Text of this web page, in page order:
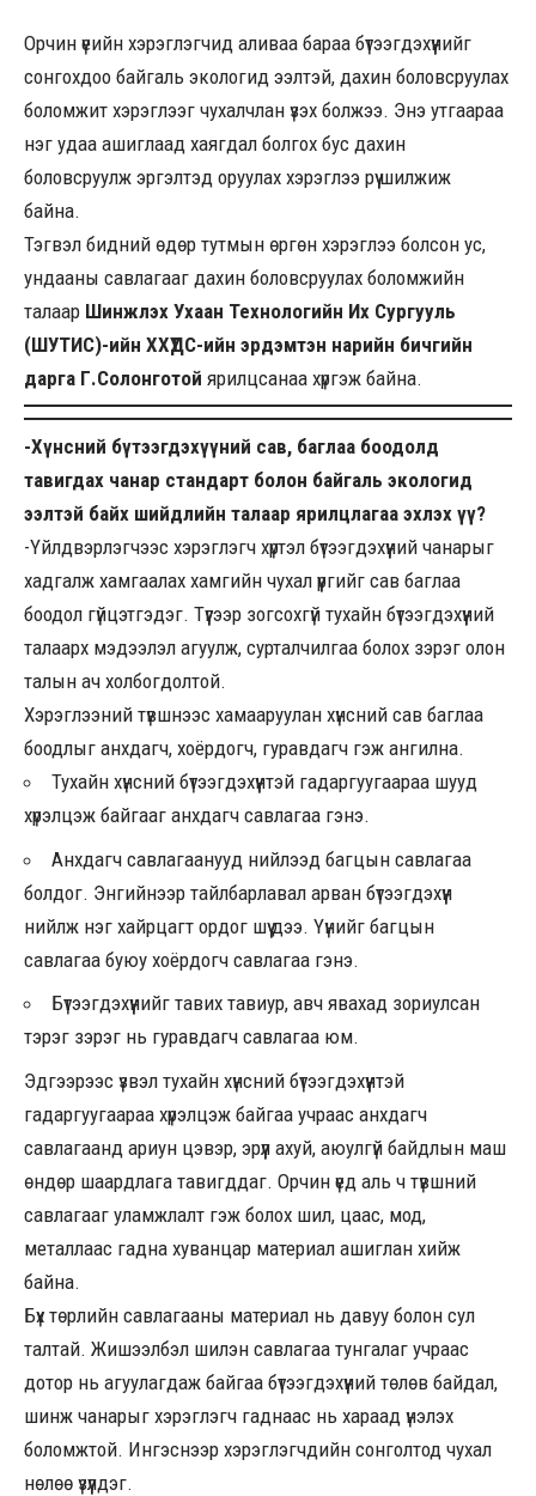
Орчин үеийн хэрэглэгчид аливаа бараа бүтээгдэхүүнийг
сонгохдоо байгаль экологид ээлтэй, дахин боловсруулах
боломжит хэрэглээг чухалчлан үзэх болжээ. Энэ утгаараа
нэг удаа ашиглаад хаягдал болгох бус дахин
боловсруулж эргэлтэд оруулах хэрэглээ рүү шилжиж
байна.
Тэгвэл бидний өдөр тутмын өргөн хэрэглээ болсон ус,
ундааны савлагааг дахин боловсруулах боломжийн
талаар Шинжлэх Ухаан Технологийн Их Сургууль
(ШУТИС)-ийн ХХҮДС-ийн эрдэмтэн нарийн бичгийн
дарга Г.Солонготой ярилцсанаа хүргэж байна.
-Хүнсний бүтээгдэхүүний сав, баглаа боодолд
тавигдах чанар стандарт болон байгаль экологид
ээлтэй байх шийдлийн талаар ярилцлагаа эхлэх үү?
-Үйлдвэрлэгчээс хэрэглэгч хүртэл бүтээгдэхүүний чанарыг
хадгалж хамгаалах хамгийн чухал үүргийг сав баглаа
боодол гүйцэтгэдэг. Түүгээр зогсохгүй тухайн бүтээгдэхүүний
талаарх мэдээлэл агуулж, сурталчилгаа болох зэрэг олон
талын ач холбогдолтой.
Хэрэглээний түвшнээс хамааруулан хүнсний сав баглаа
боодлыг анхдагч, хоёрдогч, гуравдагч гэж ангилна.
Тухайн хүнсний бүтээгдэхүүнтэй гадаргуугаараа шууд
хүрэлцэж байгааг анхдагч савлагаа гэнэ.
Анхдагч савлагаанууд нийлээд багцын савлагаа
болдог. Энгийнээр тайлбарлавал арван бүтээгдэхүүн
нийлж нэг хайрцагт ордог шүү дээ. Үүнийг багцын
савлагаа буюу хоёрдогч савлагаа гэнэ.
Бүтээгдэхүүнийг тавих тавиур, авч явахад зориулсан
тэрэг зэрэг нь гуравдагч савлагаа юм.
Эдгээрээс үзвэл тухайн хүнсний бүтээгдэхүүнтэй
гадаргуугаараа хүрэлцэж байгаа учраас анхдагч
савлагаанд ариун цэвэр, эрүүл ахуй, аюулгүй байдлын маш
өндөр шаардлага тавигддаг. Орчин үед аль ч түвшний
савлагааг уламжлалт гэж болох шил, цаас, мод,
металлаас гадна хуванцар материал ашиглан хийж
байна.
Бүх төрлийн савлагааны материал нь давуу болон сул
талтай. Жишээлбэл шилэн савлагаа тунгалаг учраас
дотор нь агуулагдаж байгаа бүтээгдэхүүний төлөв байдал,
шинж чанарыг хэрэглэгч гаднаас нь хараад үнэлэх
боломжтой. Ингэснээр хэрэглэгчдийн сонголтод чухал
нөлөө үзүүлдэг.